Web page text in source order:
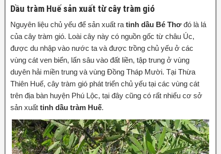
Dầu tràm Huế sản xuất từ cây tràm gió
Nguyên liệu chủ yếu để sản xuất ra tinh dầu Bé Thơ đó là lá
của cây tràm gió. Loài cây này có nguồn gốc từ châu Úc,
được du nhập vào nước ta và được trồng chủ yếu ở các
vùng cát ven biển, lấn sâu vào đất liền, tập trung ở vùng
duyên hải miền trung và vùng Đồng Tháp Mười. Tại Thừa
Thiên Huế, cây tràm gió phát triển chủ yếu tại các vùng cát
trên địa bàn huyện Phú Lộc, tại đây cũng có rất nhiểu cơ sở
sản xuất tinh dầu tràm Huế.